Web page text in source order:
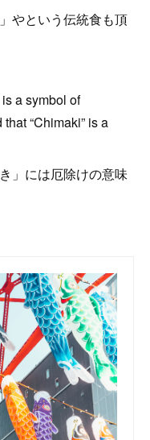
やという伝統食も頂
a symbol of
“Chimaki” is a
」には厄除けの意味